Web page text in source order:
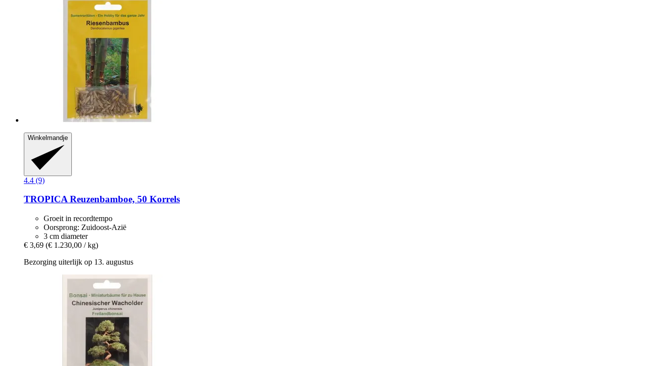
Winkelmandje
4.4 (9)
TROPICAReuzenbamboe, 50 Korrels
Groeit in recordtempo
Oorsprong: Zuidoost-Azië
3 cm diameter
€ 3,69 (€ 1.230,00 / kg)
Bezorging uiterlijk op 13. augustus